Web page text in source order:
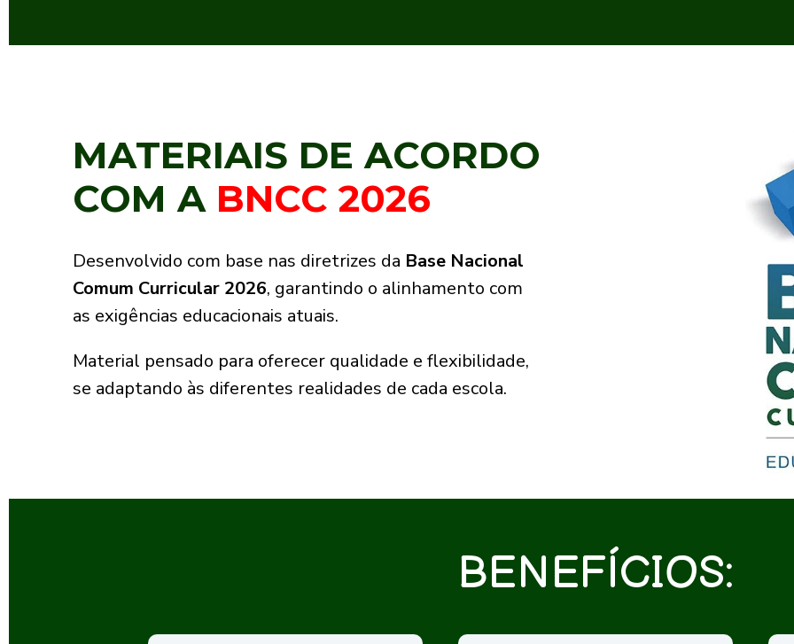
MATERIAIS DE ACORDO
COM A BNCC 2026
Desenvolvido com base nas diretrizes da Base Nacional
Comum Curricular 2026, garantindo o alinhamento com
as exigências educacionais atuais.
Material pensado para oferecer qualidade e flexibilidade,
se adaptando às diferentes realidades de cada escola.
BENEFÍCIOS: